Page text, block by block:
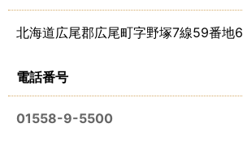
北海道広尾郡広尾町字野塚7線59番地6
電話番号
01558-9-5500